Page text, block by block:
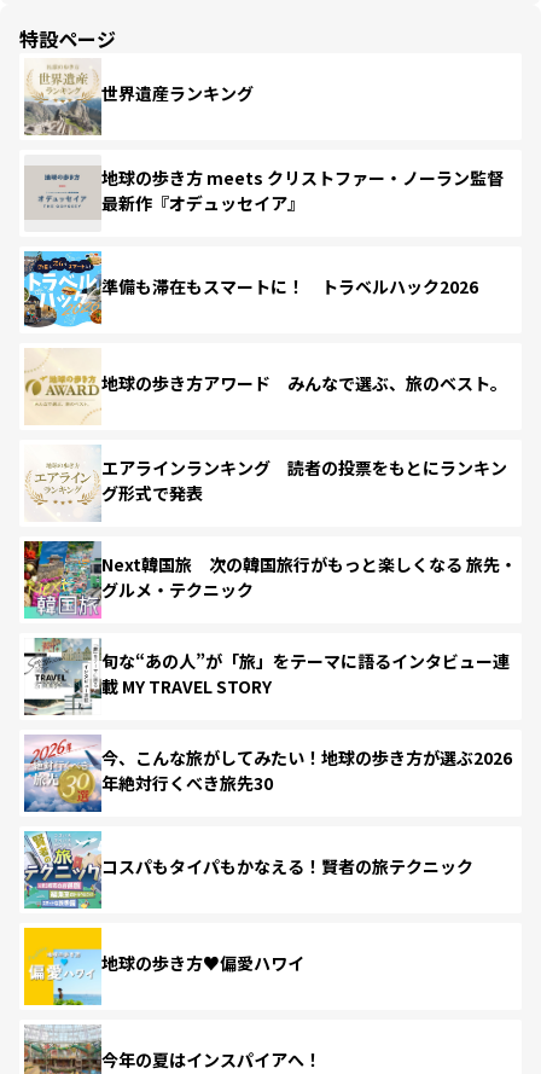
特設ページ
世界遺産ランキング
地球の歩き方 meets クリストファー・ノーラン監督
最新作『オデュッセイア』
準備も滞在もスマートに！ トラベルハック2026
地球の歩き方アワード みんなで選ぶ、旅のベスト。
エアラインランキング 読者の投票をもとにランキン
グ形式で発表
Next韓国旅 次の韓国旅行がもっと楽しくなる 旅先・
グルメ・テクニック
旬な“あの人”が「旅」をテーマに語るインタビュー連
載 MY TRAVEL STORY
今、こんな旅がしてみたい！地球の歩き方が選ぶ2026
年絶対行くべき旅先30
コスパもタイパもかなえる！賢者の旅テクニック
地球の歩き方♥偏愛ハワイ
今年の夏はインスパイアへ！